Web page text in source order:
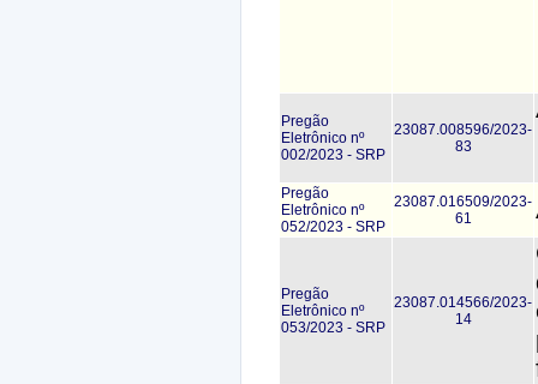
Pregão
Eletrônico nº
002/2023 - SRP
23087.008596/2023-
83
Pregão
Eletrônico nº
052/2023 - SRP
23087.016509/2023-
61
Pregão
Eletrônico nº
053/2023 - SRP
23087.014566/2023-
14